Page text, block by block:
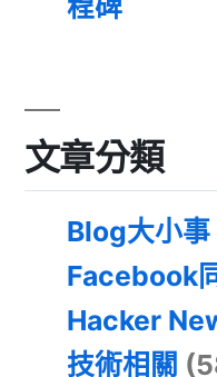
文章分類
Blog大小事
Facebook
Hacker
技術相關